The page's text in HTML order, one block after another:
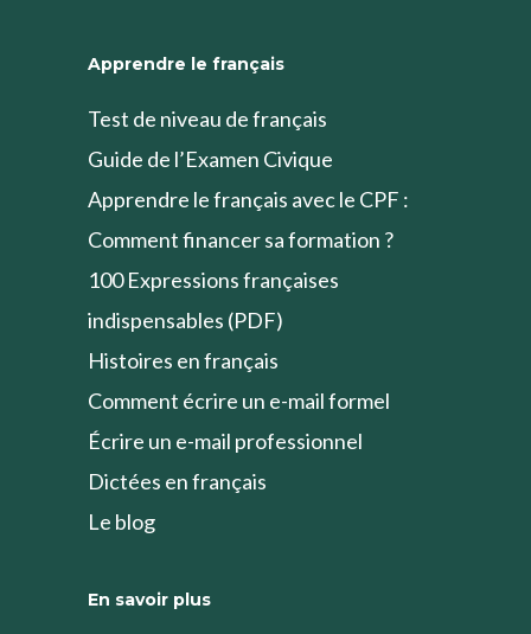
Apprendre le français
Test de niveau de français
Guide de l’Examen Civique
Apprendre le français avec le CPF :
Comment financer sa formation ?
100 Expressions françaises
indispensables (PDF)
Histoires en français
Comment écrire un e-mail formel
Écrire un e-mail professionnel
Dictées en français
Le blog
En savoir plus